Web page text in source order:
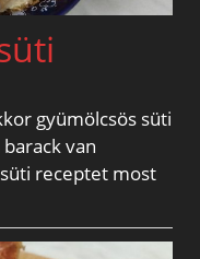
gyümölcsös süti
van
receptet most